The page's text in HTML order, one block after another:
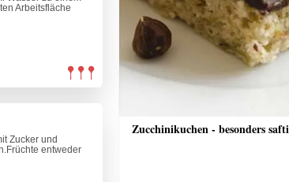
Arbeitsfläche
Zucker und
entweder
Zucchinikuchen - besonders
fraîche